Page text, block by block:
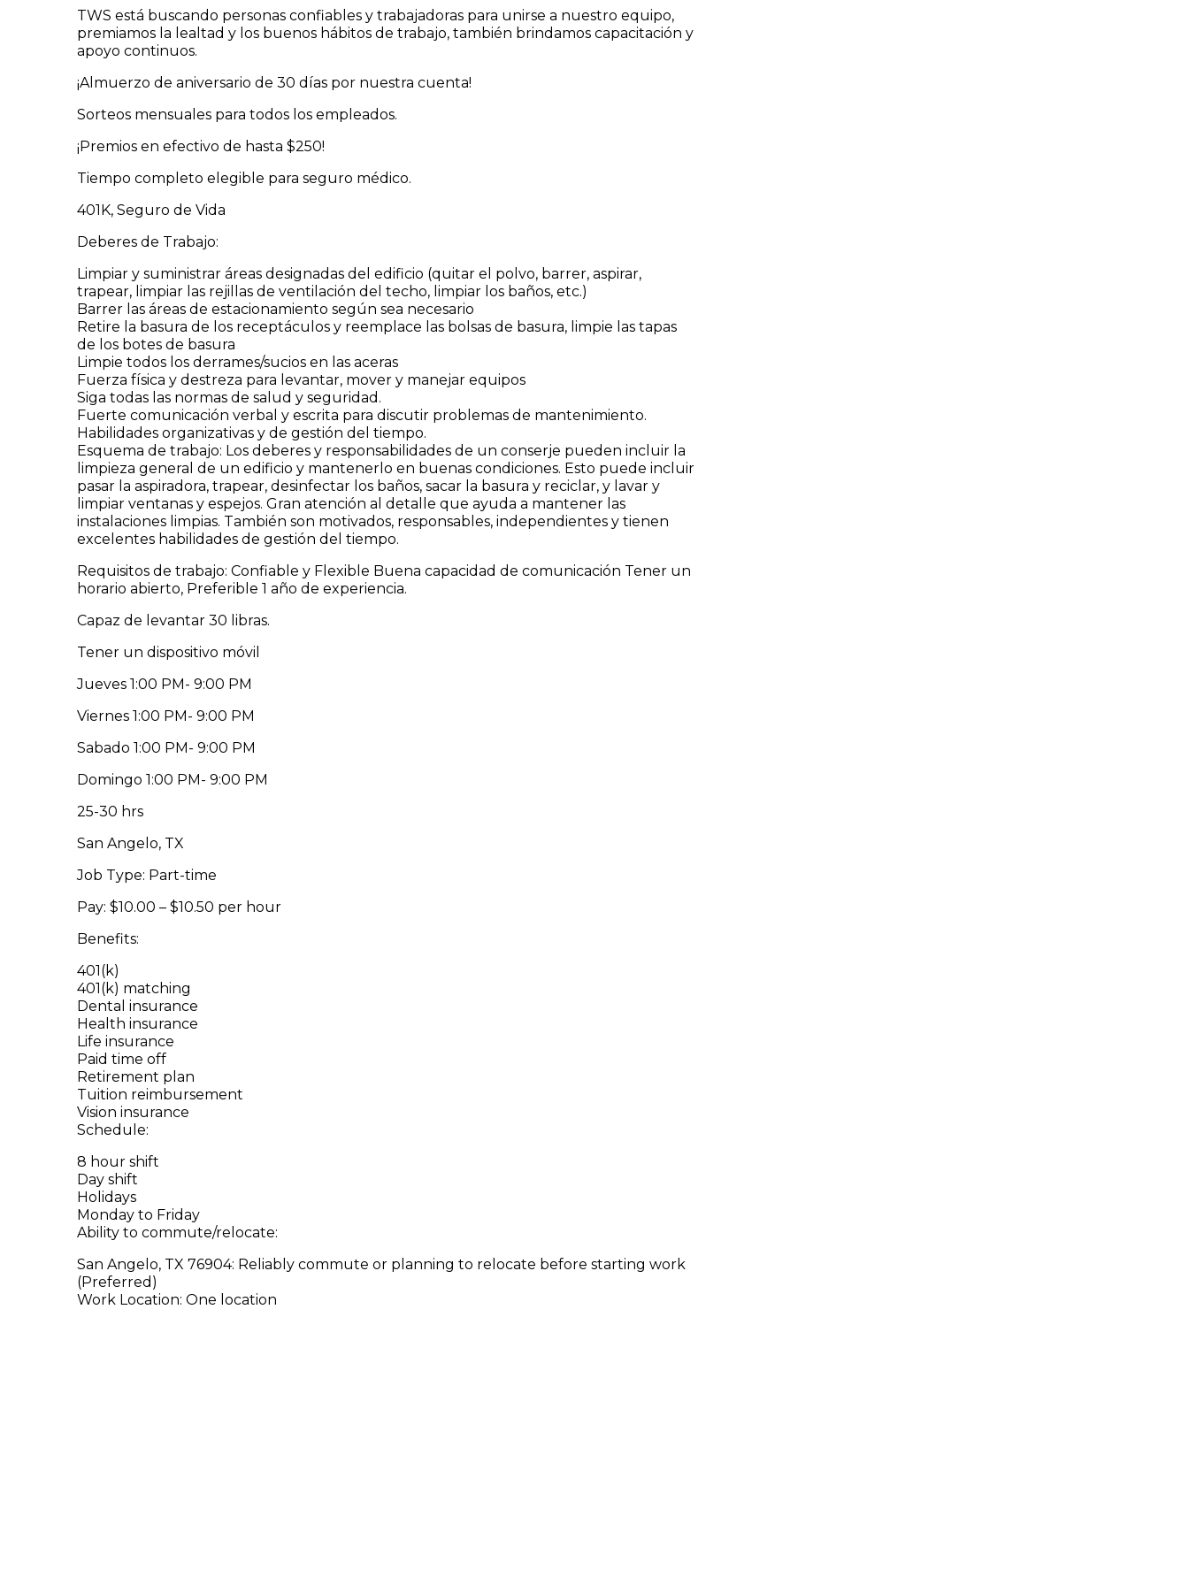
TWS está buscando personas confiables y trabajadoras para unirse a nuestro equipo,
premiamos la lealtad y los buenos hábitos de trabajo, también brindamos capacitación y
apoyo continuos.
¡Almuerzo de aniversario de 30 días por nuestra cuenta!
Sorteos mensuales para todos los empleados.
¡Premios en efectivo de hasta $250!
Tiempo completo elegible para seguro médico.
401K, Seguro de Vida
Deberes de Trabajo:
Limpiar y suministrar áreas designadas del edificio (quitar el polvo, barrer, aspirar,
trapear, limpiar las rejillas de ventilación del techo, limpiar los baños, etc.)
Barrer las áreas de estacionamiento según sea necesario
Retire la basura de los receptáculos y reemplace las bolsas de basura, limpie las tapas
de los botes de basura
Limpie todos los derrames/sucios en las aceras
Fuerza física y destreza para levantar, mover y manejar equipos
Siga todas las normas de salud y seguridad.
Fuerte comunicación verbal y escrita para discutir problemas de mantenimiento.
Habilidades organizativas y de gestión del tiempo.
Esquema de trabajo: Los deberes y responsabilidades de un conserje pueden incluir la
limpieza general de un edificio y mantenerlo en buenas condiciones. Esto puede incluir
pasar la aspiradora, trapear, desinfectar los baños, sacar la basura y reciclar, y lavar y
limpiar ventanas y espejos. Gran atención al detalle que ayuda a mantener las
instalaciones limpias. También son motivados, responsables, independientes y tienen
excelentes habilidades de gestión del tiempo.
Requisitos de trabajo: Confiable y Flexible Buena capacidad de comunicación Tener un
horario abierto, Preferible 1 año de experiencia.
Capaz de levantar 30 libras.
Tener un dispositivo móvil
Jueves 1:00 PM- 9:00 PM
Viernes 1:00 PM- 9:00 PM
Sabado 1:00 PM- 9:00 PM
Domingo 1:00 PM- 9:00 PM
25-30 hrs
San Angelo, TX
Job Type: Part-time
Pay: $10.00 – $10.50 per hour
Benefits:
401(k)
401(k) matching
Dental insurance
Health insurance
Life insurance
Paid time off
Retirement plan
Tuition reimbursement
Vision insurance
Schedule:
8 hour shift
Day shift
Holidays
Monday to Friday
Ability to commute/relocate:
San Angelo, TX 76904: Reliably commute or planning to relocate before starting work
(Preferred)
Work Location: One location